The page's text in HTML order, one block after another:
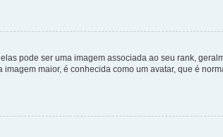
pode ser uma imagem associada ao seu rank,
maior, é conhecida como um avatar, que é